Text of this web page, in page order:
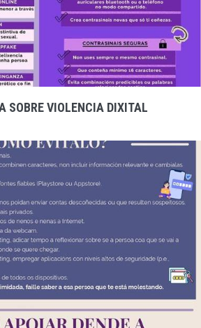
SOBRE VIOLENCIA DIXITAL